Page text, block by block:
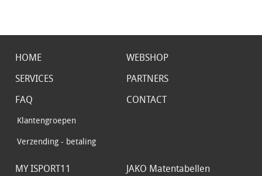
HOME
WEBSHOP
SERVICES
PARTNERS
FAQ
Klantengroepen
Verzending - betaling
CONTACT
MY ISPORT11 JAKO Matentabellen